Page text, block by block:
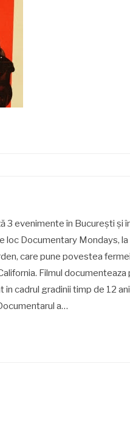
evenimente în București și
loc Documentary Mondays,
care pune povestea
Filmul
cadrul gradinii timp de 12
a…